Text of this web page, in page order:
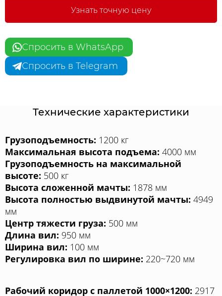
Узнать точную цену
Спросить в WhatsApp
Спросить в Telegram
Технические характеристики
Грузоподъемность: 1200 кг
Максимальная высота подъема: 4000 мм
Грузоподъемность на максимальной
высоте: 500 кг
Высота сложенной мачты: 1878 мм
Высота полностью выдвинутой мачты: 4949
мм
Центр тяжести груза: 500 мм
Длина вил: 950 мм
Ширина вил: 100 мм
Регулировка вил по ширине: 220~720 мм
Рабочий коридор с паллетой 1000×1200: 2917